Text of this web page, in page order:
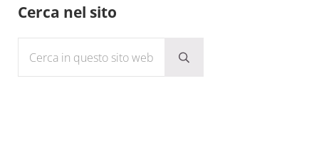
Sidebar
Cerca nel sito
Submit search